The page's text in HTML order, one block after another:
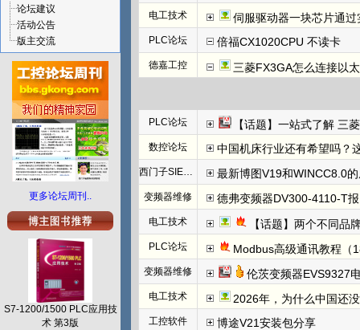
论坛建议
活动公告
版主交流
更多论坛周刊..
S7-1200/1500 PLC应用技
术 第3版
电工技术 伺服驱动器一块芯片通
PLC论坛 倍福CX1020CPU 不读卡
德嘉工控 三菱FX3GA怎么连接以
PLC论坛 【话题】一站式了解 三菱FX5U
数控论坛 中国机床行业还有希望吗？
西门子SIEMENS 最新博图V19和WINCC8.0
变频器维修 德弗变频器DV300-4110-T报NFF故
电工技术 【话题】两个不同品
PLC论坛 Modbus高级通讯教程（
变频器维修 伦茨变频器EVS9327
电工技术 2026年，为什么中国还
工控软件 博途V21安装包分享